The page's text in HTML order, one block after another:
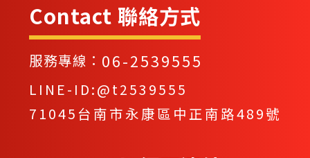
Contact 聯絡方式
服務專線： 06-2539555
LINE-ID:@t2539555
71045台南市永康區中正南路489號